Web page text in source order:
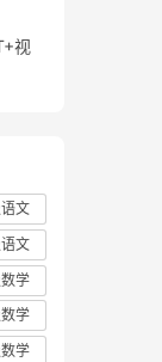
视
文
文
学
学
学